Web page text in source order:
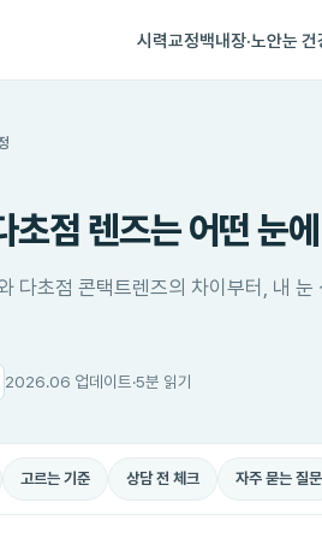
시력교정백내장·노안눈 건
초점 렌즈는 어떤 눈
다초점 콘택트렌즈의 차이부터, 내
2026.06 업데이트·5분 읽기
고르는 기준 상담 전 체크 자주 묻는 질문